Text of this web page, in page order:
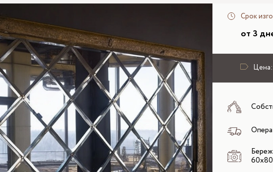
Срок
от 3
Цена: